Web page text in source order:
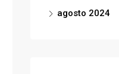
agosto 2024